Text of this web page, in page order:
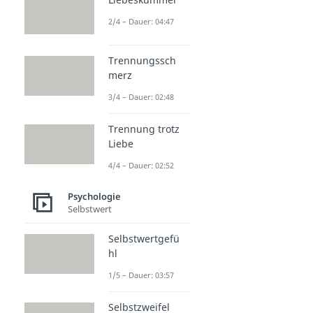
2/4 – Dauer: 04:47
Trennungssch
merz
3/4 – Dauer: 02:48
Trennung trotz
Liebe
4/4 – Dauer: 02:52
Psychologie
Selbstwert
Selbstwertgefü
hl
1/5 – Dauer: 03:57
Selbstzweifel